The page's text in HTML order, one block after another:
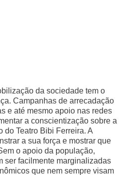
da sociedade tem o
Campanhas de arrecadação
e até mesmo apoio nas redes
a conscientização sobre a
do Teatro Bibi Ferreira. A
a sua força e mostrar que
o apoio da população,
ser facilmente marginalizadas
que nem sempre visam